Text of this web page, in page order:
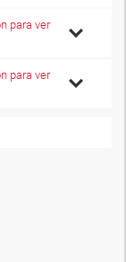
para ver
para ver